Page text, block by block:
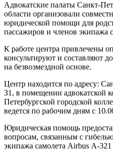
Адвокатские палаты Санкт-
области организовали
юридической помощи для
пассажиров и членов экипажа
К работе центра привлечены
консультируют и составляют
на безвозмездной основе.
Центр находится по адресу:
31, в помещении адвокатской
Петербургской городской
ведется по рабочим дням с
Юридическая помощь
вопросам, связанным с
экипажа самолета Airbus А-321